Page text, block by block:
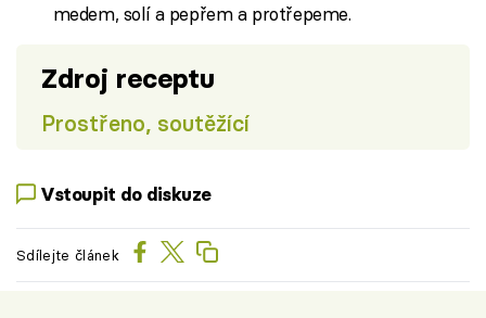
medem, solí a pepřem a protřepeme.
Zdroj receptu
Prostřeno, soutěžící
Vstoupit do diskuze
Sdílejte článek